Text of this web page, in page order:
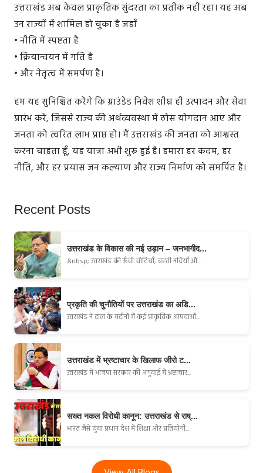
उत्तराखंड अब केवल प्राकृतिक सुंदरता का प्रतीक नहीं रहा। यह अब
उन राज्यों में शामिल हो चुका है जहाँ
• नीति में स्पष्टता है
• क्रियान्वयन में गति है
• और नेतृत्व में समर्पण है।
हम यह सुनिश्चित करेंगे कि ग्राउंडेड निवेश शीघ्र ही उत्पादन और सेवा
प्रारंभ करें, जिससे राज्य की अर्थव्यवस्था में ठोस योगदान आए और
जनता को त्वरित लाभ प्राप्त हो। मैं उत्तराखंड की जनता को आश्वस्त
करना चाहता हूँ, यह यात्रा अभी शुरू हुई है। हमारा हर कदम, हर
नीति, और हर प्रयास जन कल्याण और राज्य निर्माण को समर्पित है।
Recent Posts
उत्तराखंड के विकास की नई उड़ान – जनभागीद...
&nbsp; उत्तराखंड की ऊँची चोटियाँ, बहती नदियाँ औ...
प्रकृति की चुनौतियों पर उत्तराखंड का अडि...
उत्तराखंड ने हाल के महीनों में कई प्राकृतिक आपदाओं...
उत्तराखंड में भ्रष्टाचार के खिलाफ जीरो ट...
उत्तराखंड में भाजपा सरकार की अगुवाई में भ्रष्टाचार...
सख्त नकल विरोधी कानून: उत्तराखंड से राष्...
भारत जैसे युवा प्रधान देश में शिक्षा और प्रतियोगी...